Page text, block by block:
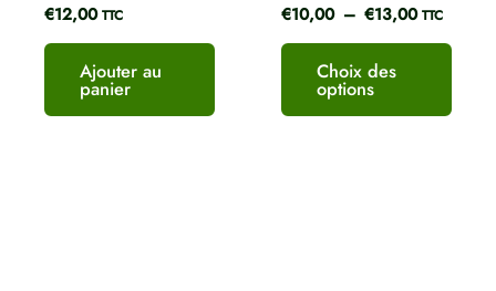
€12,00 TTC
Ajouter au
panier
€10,00 – €13,00 TTC
Choix des
options
du